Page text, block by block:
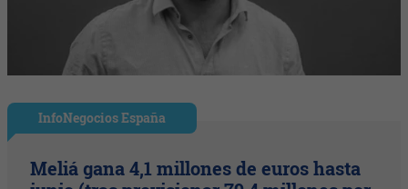
InfoNegocios España
Meliá gana 4,1 millones de euros hasta